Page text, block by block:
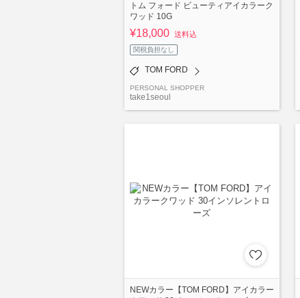
トム フォード ビューティアイカラーク
ワッド 10G
¥18,000 送料込
関税負担なし
TOM FORD
PERSONAL SHOPPER
take1seoul
NEWカラー【TOM FORD】アイカラー